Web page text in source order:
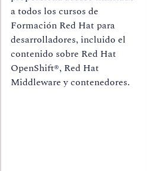
a todos los cursos de
Formación Red Hat para
desarrolladores, incluido el
contenido sobre Red Hat
OpenShift®, Red Hat
Middleware y contenedores.